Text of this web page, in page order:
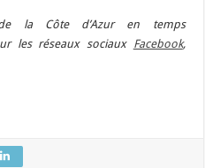
la Côte d’Azur en temps
les réseaux sociaux Facebook,